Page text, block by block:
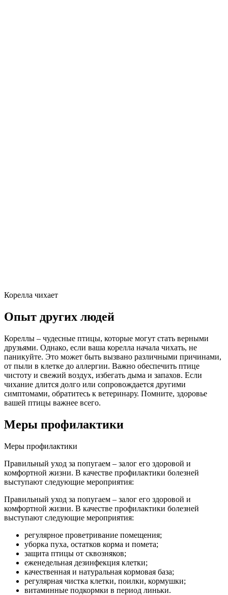
Корелла чихает
Опыт других людей
Кореллы – чудесные птицы, которые могут стать верными
друзьями. Однако, если ваша корелла начала чихать, не
паникуйте. Это может быть вызвано различными причинами,
от пыли в клетке до аллергии. Важно обеспечить птице
чистоту и свежий воздух, избегать дыма и запахов. Если
чихание длится долго или сопровождается другими
симптомами, обратитесь к ветеринару. Помните, здоровье
вашей птицы важнее всего.
Меры профилактики
Меры профилактики
Правильный уход за попугаем – залог его здоровой и
комфортной жизни. В качестве профилактики болезней
выступают следующие мероприятия:
Правильный уход за попугаем – залог его здоровой и
комфортной жизни. В качестве профилактики болезней
выступают следующие мероприятия:
регулярное проветривание помещения;
уборка пуха, остатков корма и помета;
защита птицы от сквозняков;
еженедельная дезинфекция клетки;
качественная и натуральная кормовая база;
регулярная чистка клетки, поилки, кормушки;
витаминные подкормки в период линьки.